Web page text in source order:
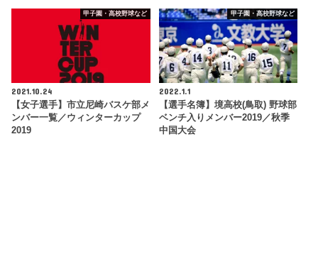
甲子園・高校野球など
2021.10.24
【女子選手】市立尼崎バスケ部メ
ンバー一覧／ウィンターカップ
2019
甲子園・高校野球など
2022.1.1
【選手名簿】境高校(鳥取) 野球部
ベンチ入りメンバー2019／秋季
中国大会